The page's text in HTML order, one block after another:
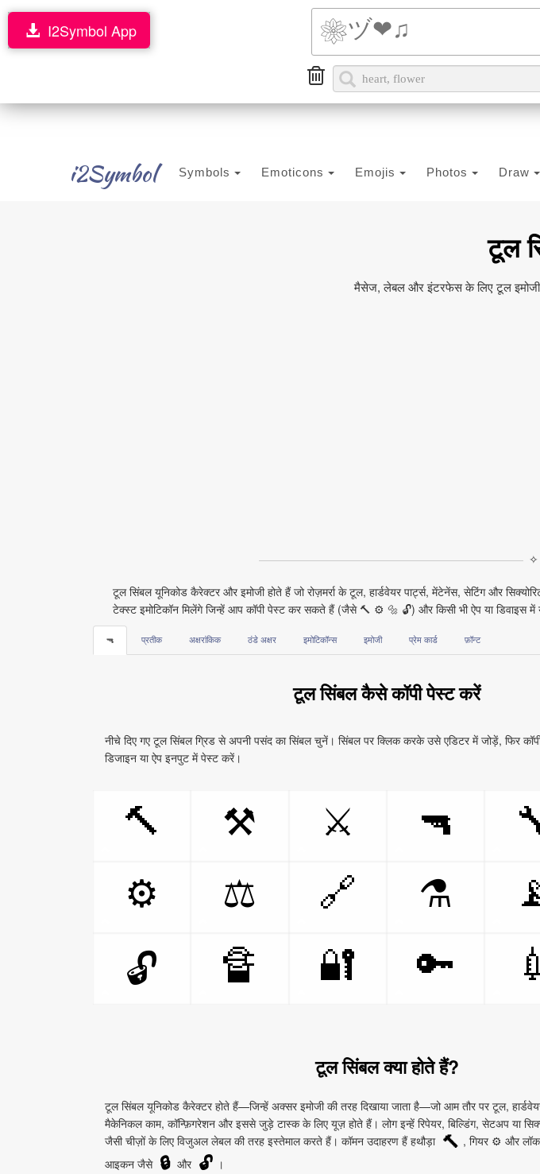
i2Symbol Symbols Emoticons Emojis Photos Draw
I2Symbol App
टूल
मैसेज, लेबल और इंटरफेस के लिए टूल
✧
टूल सिंबल यूनिकोड कैरेक्टर और इमोजी होते हैं जो रोज़मर्रा के टूल, हार्डवेयर पार्ट्स, मेंटेनेंस, सेटिंग और
टेक्स्ट इमोटिकॉन मिलेंगे जिन्हें आप कॉपी पेस्ट कर सकते हैं (जैसे 🔨 ⚙ 🔩 🔓) और किसी भी ऐप या डिवाइस
🔫 प्रतीक अक्षरांकिक ठंडे अक्षर इमोटिकॉन्स इमोजी प्रेम कार्ड फ़ॉन्ट
टूल सिंबल कैसे कॉपी पेस्ट करें
नीचे दिए गए टूल सिंबल ग्रिड से अपनी पसंद का सिंबल चुनें। सिंबल पर क्लिक करके उसे एडिटर में जोड़ें, फिर
डिजाइन या ऐप इनपुट में पेस्ट करें।
🔨 ⚒ ⚔ 🔫
⚙
⚖ 🔗 ⚗
🔓
🔏 🔐 🔑 💉
टूल सिंबल क्या होते हैं?
टूल सिंबल यूनिकोड कैरेक्टर होते हैं—जिन्हें अक्सर इमोजी की तरह दिखाया जाता है—जो आम तौर पर टूल,
मैकेनिकल काम, कॉन्फ़िगरेशन और इससे जुड़े टास्क के लिए यूज़ होते हैं। लोग इन्हें रिपेयर, बिल्डिंग, सेटअप या
जैसी चीज़ों के लिए विजुअल लेबल की तरह इस्तेमाल करते हैं। कॉमन उदाहरण हैं हथौड़ा 🔨 , गियर ⚙ और
आइकन जैसे 🔒 और 🔓 ।